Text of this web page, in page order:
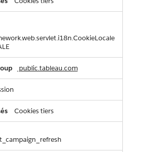
public.tableau.com
Cookies tiers